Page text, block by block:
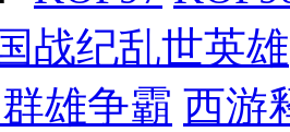
战纪乱世英雄
雄争霸 西游